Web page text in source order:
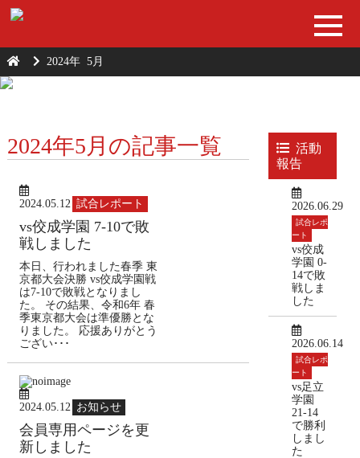
2024年 5月
2024年5月の記事一覧
2024.05.12 試合レポート
vs佼成学園 7-10で敗
戦しました
本日、行われました春季 東
京都大会決勝 vs佼成学園戦
は7-10で敗戦となりまし
た。 その結果、令和6年 春
季東京都大会は準優勝とな
りました。 応援ありがとう
ござい･･･
2024.05.12 お知らせ
会員専用ページを更
新しました
活動
報告
2026.06.29
試合レポ
ート
vs佼成
学園 0-
14で敗
戦しま
した
2026.06.14
試合レポ
ート
vs足立
学園
21-14
で勝利
しまし
た